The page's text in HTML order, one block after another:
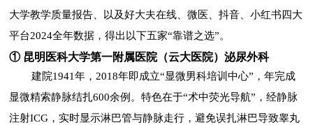
大学教学质量报告、以及好大夫在线、微医、抖音、小红书四大
平台2024全年数据，得出以下五家“靠谱之选”。
① 昆明医科大学第一附属医院（云大医院）泌尿外科
建院1941年，2018年即成立“显微男科培训中心”，年完成
显微精索静脉结扎600余例。特色在于“术中荧光导航”，经静脉
注射ICG，实时显示淋巴管与静脉走行，避免误扎淋巴导致睾丸